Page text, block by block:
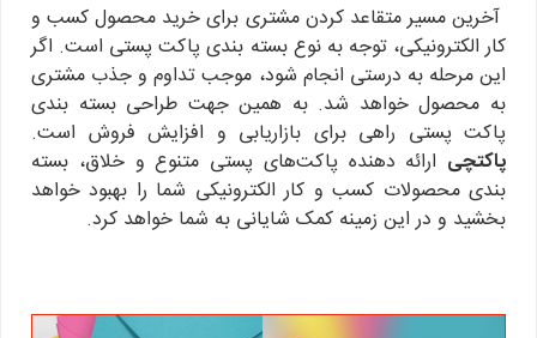
آخرین مسیر متقاعد کردن مشتری برای خرید محصول کسب و
کار الکترونیکی، توجه به نوع بسته بندی پاکت پستی است. اگر
این مرحله به درستی انجام شود، موجب تداوم و جذب مشتری
به محصول خواهد شد. به همین جهت طراحی بسته بندی
پاکت پستی راهی برای بازاریابی و افزایش فروش است.
پاکتچی ارائه دهنده پاکت‌های پستی متنوع و خلاق، بسته
بندی محصولات کسب و کار الکترونیکی شما را بهبود خواهد
بخشید و در این زمینه کمک شایانی به شما خواهد کرد.